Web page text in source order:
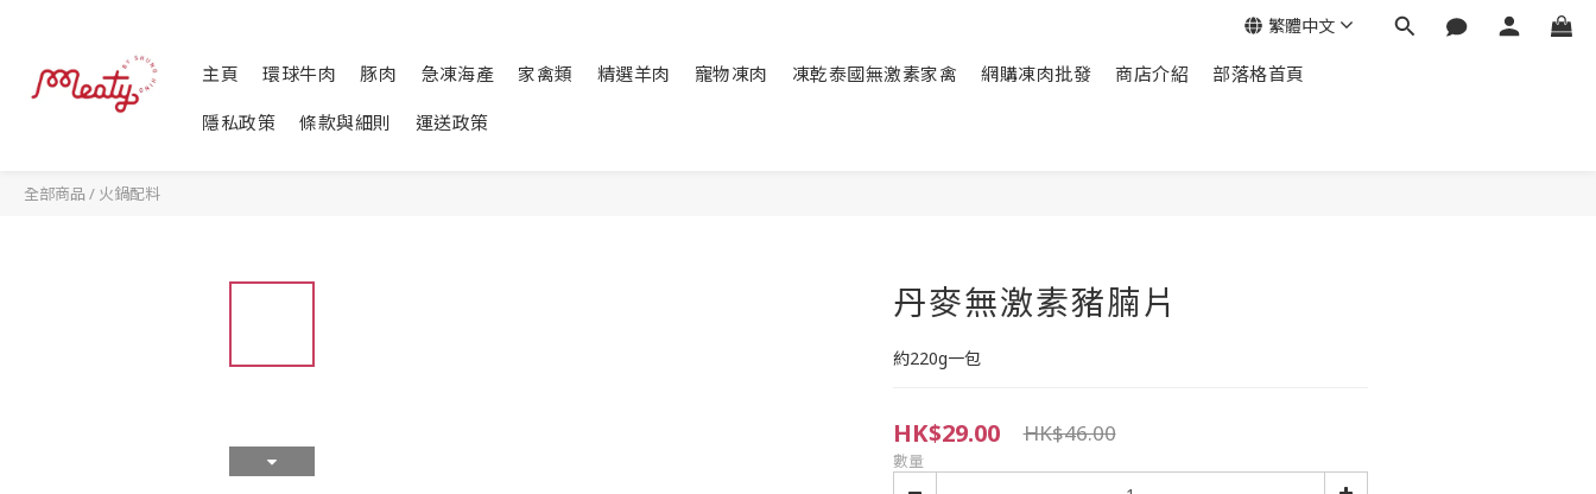
主頁 環球牛肉 豚肉 急凍海產 家禽類 精選羊肉 寵物凍肉 凍乾泰國無激素家禽 網購凍肉批發 商店介紹 部落格首頁
隱私政策 條款與細則 運送政策
繁體中文
全部商品 / 火鍋配料
丹麥無激素豬腩片
約220g一包
HK$29.00 HK$46.00
數量